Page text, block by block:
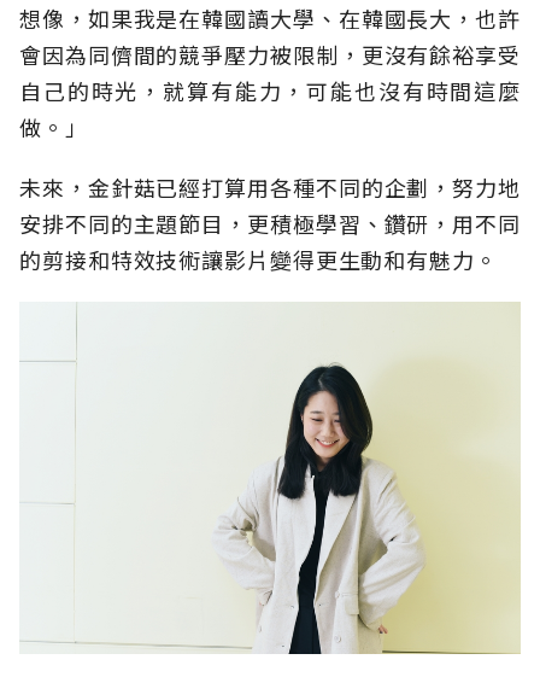
想像，如果我是在韓國讀大學、在韓國長大，也許
會因為同儕間的競爭壓力被限制，更沒有餘裕享受
自己的時光，就算有能力，可能也沒有時間這麼
做。」
未來，金針菇已經打算用各種不同的企劃，努力地
安排不同的主題節目，更積極學習、鑽研，用不同
的剪接和特效技術讓影片變得更生動和有魅力。